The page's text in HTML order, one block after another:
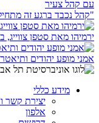
"קהל נכבד ברגע זה
ירמיהו מאת סטפן צווייג,
אמני מופע יהודים
מידע כללי
יצירת קשר
אלפון